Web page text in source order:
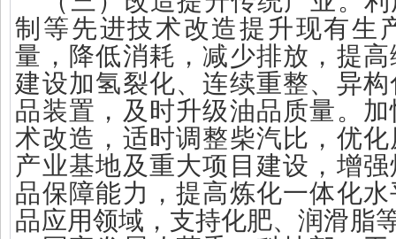
制等先进技术改造提升现有生
量，降低消耗，减少排放，提
建设加氢裂化、连续重整、异
品装置，及时升级油品质量。
术改造，适时调整柴汽比，优
产业基地及重大项目建设，增
品保障能力，提高炼化一体化
品应用领域，支持化肥、润滑脂